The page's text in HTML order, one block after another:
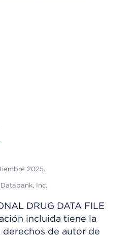
2025.
Inc.
DRUG DATA FILE
incluida tiene la
de autor de